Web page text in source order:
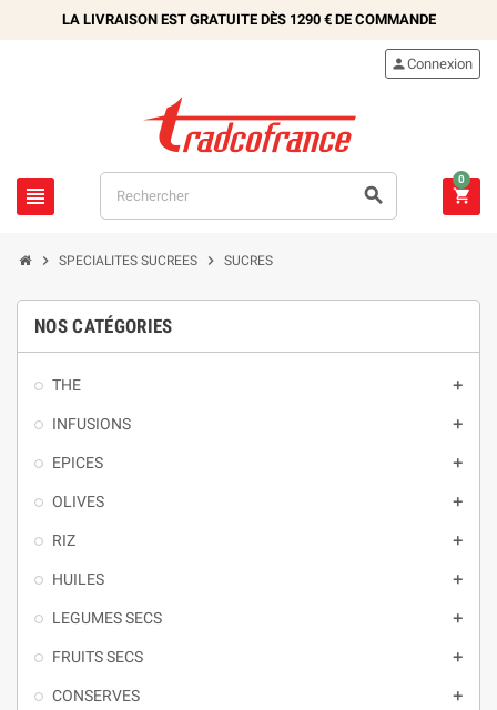
LA LIVRAISON EST GRATUITE DÈS 1290 €DE COMMANDE
 
Connexion

0
 SPECIALITES SUCREES  SUCRES
NOS CATÉGORIES
THE 
INFUSIONS 
EPICES 
OLIVES 
RIZ 
HUILES 
LEGUMES SECS 
FRUITS SECS 
CONSERVES 